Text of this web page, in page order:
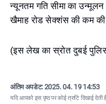
न्यूनतम गति सीमा का
खैमाह रोड सेक्शंस की कम की
(इस लेख का स्रोत दुबई
अंतिम अपडेट:2025. 04. 19 14:53
यदि आपको इस पृष्ठ पर कोई त्रुटि दिखाई देती